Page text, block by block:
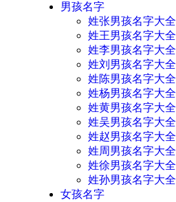
男孩名字
姓张男孩名字大全
姓王男孩名字大全
姓李男孩名字大全
姓刘男孩名字大全
姓陈男孩名字大全
姓杨男孩名字大全
姓黄男孩名字大全
姓吴男孩名字大全
姓赵男孩名字大全
姓周男孩名字大全
姓徐男孩名字大全
姓孙男孩名字大全
女孩名字